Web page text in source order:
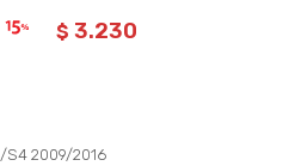
$ 3.230
S4 2009/2016